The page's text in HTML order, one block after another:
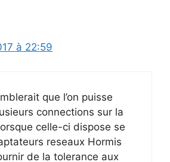
à 22:59
que l’on puisse
connections sur la
celle-ci dispose se
reseaux Hormis
de la tolerance aux